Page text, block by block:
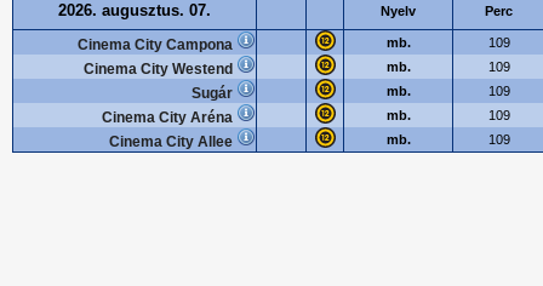
2026. augusztus. 07. Nyelv Perc
Cinema City Campona mb. 109
Cinema City Westend mb. 109
Sugár mb. 109
Cinema City Aréna mb. 109
Cinema City Allee mb. 109